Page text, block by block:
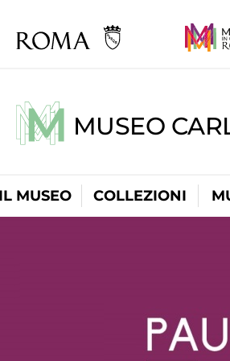
MUSEO
IL MUSEO COLLEZIONI